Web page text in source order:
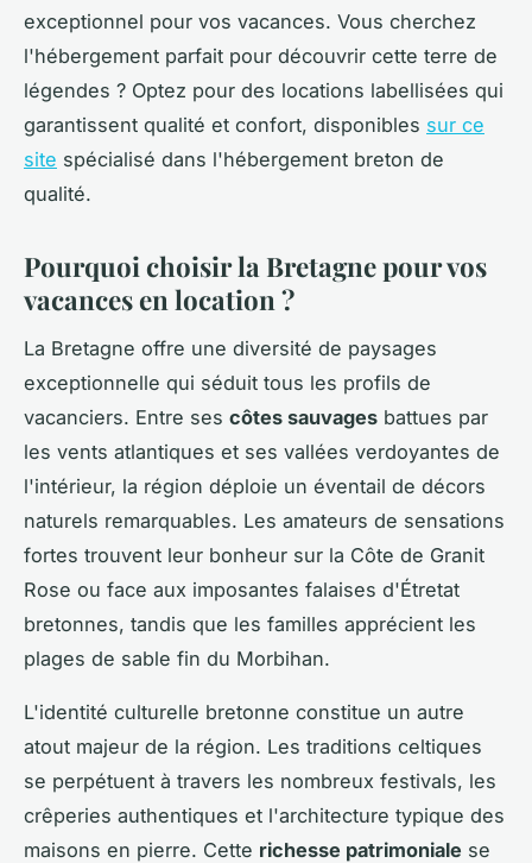
exceptionnel pour vos vacances. Vous cherchez
l'hébergement parfait pour découvrir cette terre de
légendes ? Optez pour des locations labellisées qui
garantissent qualité et confort, disponibles sur ce
site spécialisé dans l'hébergement breton de
qualité.
Pourquoi choisir la Bretagne pour vos
vacances en location ?
La Bretagne offre une diversité de paysages
exceptionnelle qui séduit tous les profils de
vacanciers. Entre ses côtes sauvages battues par
les vents atlantiques et ses vallées verdoyantes de
l'intérieur, la région déploie un éventail de décors
naturels remarquables. Les amateurs de sensations
fortes trouvent leur bonheur sur la Côte de Granit
Rose ou face aux imposantes falaises d'Étretat
bretonnes, tandis que les familles apprécient les
plages de sable fin du Morbihan.
L'identité culturelle bretonne constitue un autre
atout majeur de la région. Les traditions celtiques
se perpétuent à travers les nombreux festivals, les
crêperies authentiques et l'architecture typique des
maisons en pierre. Cette richesse patrimoniale se